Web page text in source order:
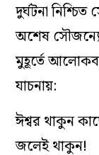
দুর্ঘটনা
অশেষ
মুহূর্তে
যাচনায়:
ঈশ্বর থাকুন
জলেই থাকুন!